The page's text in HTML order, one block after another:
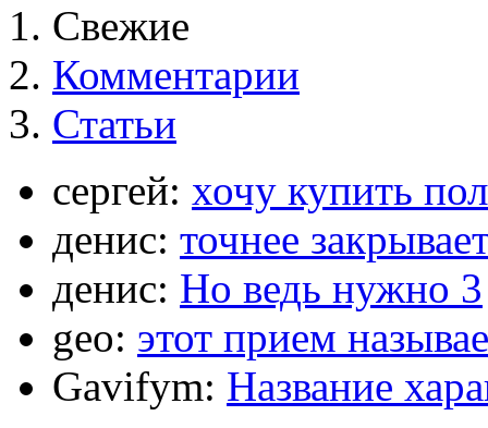
Свежие
Комментарии
Статьи
сергей: хочу купить
денис: точнее
денис: Но ведь нужно 3
geo: этот прием
Gavifym: Название